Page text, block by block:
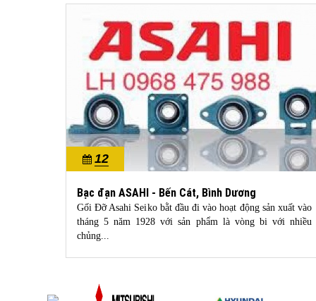
12
10/2022
Bạc đạn ASAHI - Bến Cát, Bình Dương
Gối Đỡ Asahi Seiko bằt đầu đi vào hoạt động sản xuất vào
tháng 5 năm 1928 với sản phẩm là vòng bi với nhiều
chủng...